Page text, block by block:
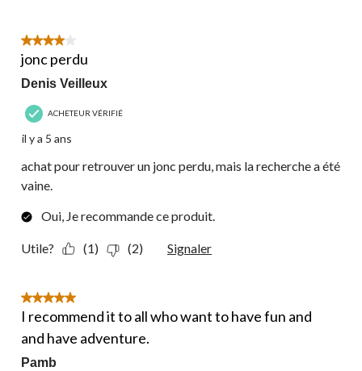
4 étoile(s) sur 5.
jonc perdu
Denis Veilleux
ACHETEUR VÉRIFIÉ
il y a 5 ans
achat pour retrouver un jonc perdu, mais la recherche a été
vaine.
Oui, Je recommande ce produit.
Utile? (1) (2) Signaler
5 étoile(s) sur 5.
I recommend it to all who want to have fun and
and have adventure.
Pamb